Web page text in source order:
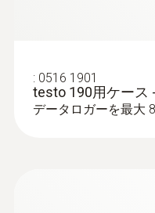
: 0516 1901
testo 190用ケース
データロガーを最大